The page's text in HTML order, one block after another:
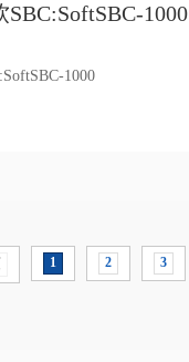
1000
1000
1 2 3